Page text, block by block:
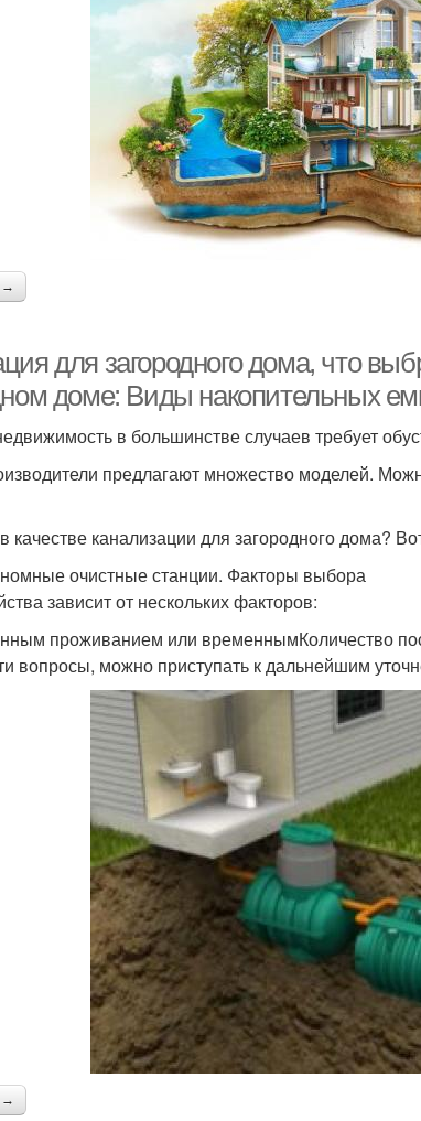
→
для загородного дома, что
доме: Виды накопительных
в большинстве случаев требует
предлагают множество моделей.
качестве канализации для загородного дома?
очистные станции. Факторы выбора
зависит от нескольких факторов:
проживанием или временнымКоличество
вопросы, можно приступать к дальнейшим
→